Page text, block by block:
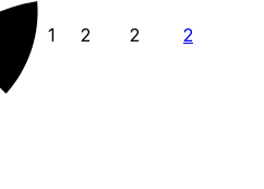
1 2 2 2